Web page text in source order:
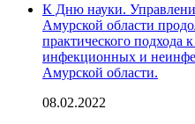
К Дню науки.
Амурской области
практического подхода
инфекционных и
Амурской области.
08.02.2022